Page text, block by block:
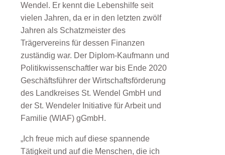
Wendel. Er kennt die Lebenshilfe seit
vielen Jahren, da er in den letzten zwölf
Jahren als Schatzmeister des
Trägervereins für dessen Finanzen
zuständig war. Der Diplom-Kaufmann und
Politikwissenschaftler war bis Ende 2020
Geschäftsführer der Wirtschaftsförderung
des Landkreises St. Wendel GmbH und
der St. Wendeler Initiative für Arbeit und
Familie (WIAF) gGmbH.
„Ich freue mich auf diese spannende
Tätigkeit und auf die Menschen, die ich